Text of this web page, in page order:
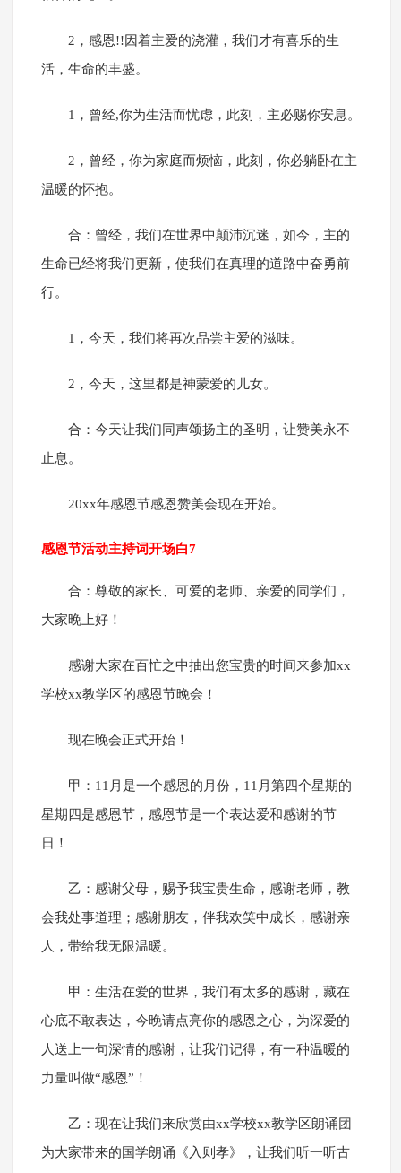
2，感恩!!因着主爱的浇灌，我们才有喜乐的生
活，生命的丰盛。
1，曾经,你为生活而忧虑，此刻，主必赐你安息。
2，曾经，你为家庭而烦恼，此刻，你必躺卧在主
温暖的怀抱。
合：曾经，我们在世界中颠沛沉迷，如今，主的
生命已经将我们更新，使我们在真理的道路中奋勇前
行。
1，今天，我们将再次品尝主爱的滋味。
2，今天，这里都是神蒙爱的儿女。
合：今天让我们同声颂扬主的圣明，让赞美永不
止息。
20xx年感恩节感恩赞美会现在开始。
感恩节活动主持词开场白7
合：尊敬的家长、可爱的老师、亲爱的同学们，
大家晚上好！
感谢大家在百忙之中抽出您宝贵的时间来参加xx
学校xx教学区的感恩节晚会！
现在晚会正式开始！
甲：11月是一个感恩的月份，11月第四个星期的
星期四是感恩节，感恩节是一个表达爱和感谢的节
日！
乙：感谢父母，赐予我宝贵生命，感谢老师，教
会我处事道理；感谢朋友，伴我欢笑中成长，感谢亲
人，带给我无限温暖。
甲：生活在爱的世界，我们有太多的感谢，藏在
心底不敢表达，今晚请点亮你的感恩之心，为深爱的
人送上一句深情的感谢，让我们记得，有一种温暖的
力量叫做“感恩”！
乙：现在让我们来欣赏由xx学校xx教学区朗诵团
为大家带来的国学朗诵《入则孝》，让我们听一听古